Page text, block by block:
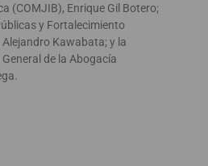
(COMJIB), Enrique Gil Botero;
y Fortalecimiento
Kawabata; y la
de la Abogacía